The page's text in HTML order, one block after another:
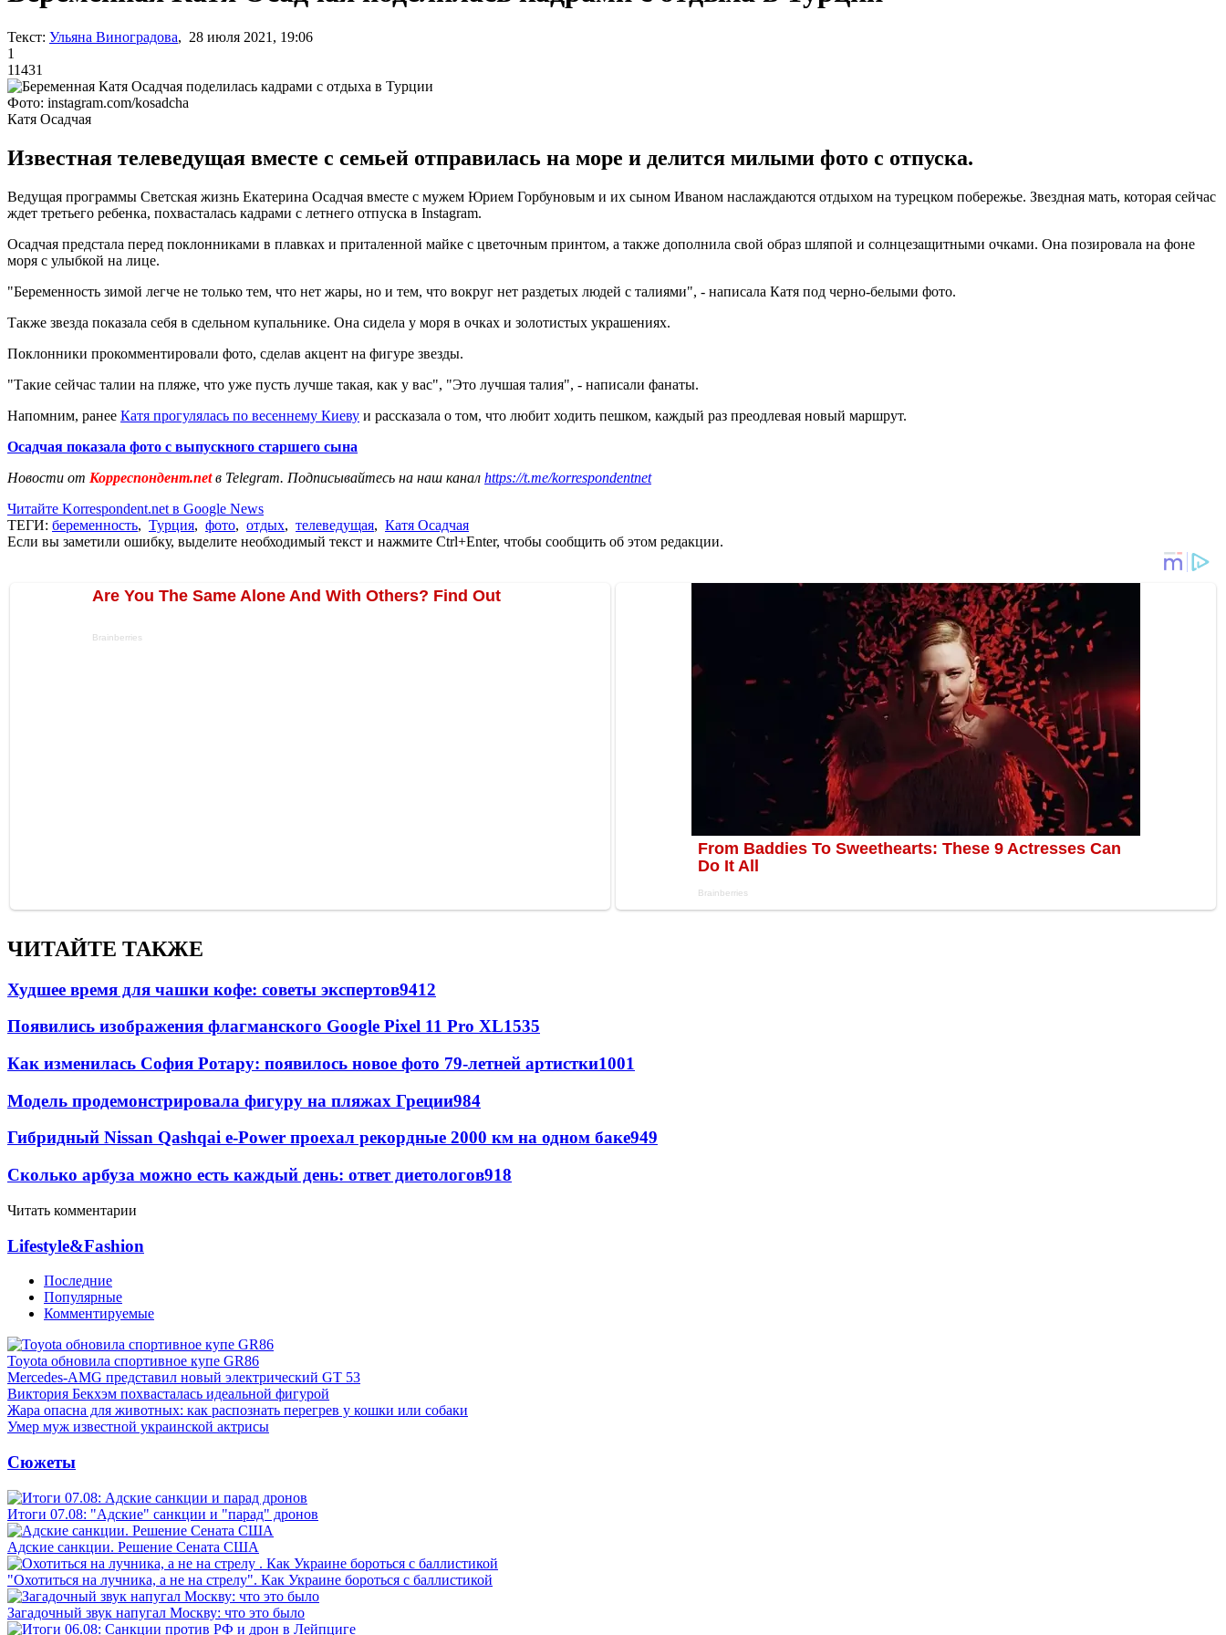
Текст: Ульяна Виноградова, 28 июля 2021, 19:06
1
11431
Фото: instagram.com/kosadcha
Катя Осадчая
Известная телеведущая вместе с семьей отправилась на море и делится милыми фото с отпуска.
Ведущая программы Светская жизнь Екатерина Осадчая вместе с мужем Юрием Горбуновым и их сыном Иваном наслаждаются отдыхом на турецком побережье. Звездная мать, которая сейчас
ждет третьего ребенка, похвасталась кадрами с летнего отпуска в Instagram.
Осадчая предстала перед поклонниками в плавках и приталенной майке с цветочным принтом, а также дополнила свой образ шляпой и солнцезащитными очками. Она позировала на фоне
моря с улыбкой на лице.
"Беременность зимой легче не только тем, что нет жары, но и тем, что вокруг нет раздетых людей с талиями", - написала Катя под черно-белыми фото.
Также звезда показала себя в сдельном купальнике. Она сидела у моря в очках и золотистых украшениях.
Поклонники прокомментировали фото, сделав акцент на фигуре звезды.
"Такие сейчас талии на пляже, что уже пусть лучше такая, как у вас", "Это лучшая талия", - написали фанаты.
Напомним, ранее Катя прогулялась по весеннему Киеву и рассказала о том, что любит ходить пешком, каждый раз преодлевая новый маршрут.
Осадчая показала фото с выпускного старшего сына
Новости от Корреспондент.netв Telegram. Подписывайтесь на наш канал https://t.me/korrespondentnet
Читайте Korrespondent.net в Google News
ТЕГИ: беременность, Турция, фото, отдых, телеведущая, Катя Осадчая
Если вы заметили ошибку, выделите необходимый текст и нажмите Ctrl+Enter, чтобы сообщить об этом редакции.
ЧИТАЙТЕ ТАКЖЕ
Худшее время для чашки кофе: советы экспертов9412
Появились изображения флагманского Google Pixel 11 Pro XL1535
Как изменилась София Ротару: появилось новое фото 79-летней артистки1001
Модель продемонстрировала фигуру на пляжах Греции984
Гибридный Nissan Qashqai e-Power проехал рекордные 2000 км на одном баке949
Сколько арбуза можно есть каждый день: ответ диетологов918
Читать комментарии
Lifestyle&Fashion
Последние
Популярные
Комментируемые
Toyota обновила спортивное купе GR86
Mercedes-AMG представил новый электрический GT 53
Виктория Бекхэм похвасталась идеальной фигурой
Жара опасна для животных: как распознать перегрев у кошки или собаки
Умер муж известной украинской актрисы
Сюжеты
Итоги 07.08: "Адские" санкции и "парад" дронов
Адские санкции. Решение Сената США
"Охотиться на лучника, а не на стрелу". Как Украине бороться с баллистикой
Загадочный звук напугал Москву: что это было